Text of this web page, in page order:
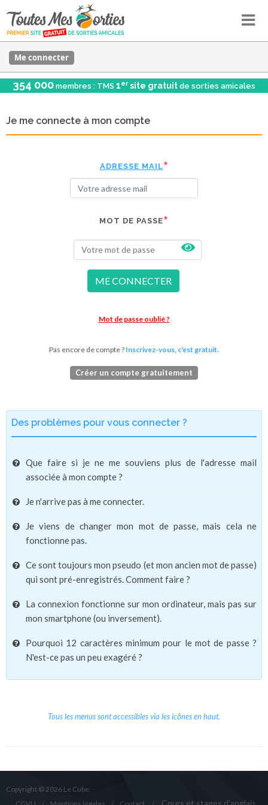
Me connecter
354 000 membres : TMS 1er site gratuit de sorties amicales
Je me connecte à mon compte
ADRESSE MAIL
MOT DE PASSE
ME CONNECTER
Mot de passe oublié ?
Pas encore de compte ? Inscrivez-vous, c'est gratuit.
Créer un compte gratuitement
Des problèmes pour vous connecter ?
Que faire si je ne me souviens plus de l'adresse mail
associée à mon compte ?
Je n'arrive pas à me connecter.
Je viens de changer mon mot de passe, mais cela ne
fonctionne pas.
Ce sont toujours mon pseudo (et mon ancien mot de passe)
qui sont pré-enregistrés. Comment faire ?
La connexion fonctionne sur mon ordinateur, mais pas sur
mon smartphone (ou inversement).
Pourquoi 12 caractères minimum pour le mot de passe ?
N'est-ce pas un peu exagéré ?
Tous les menus sont accessibles via les icônes en haut.
Copyright © 2026 Le Cube.
Cours et stages d'anglais